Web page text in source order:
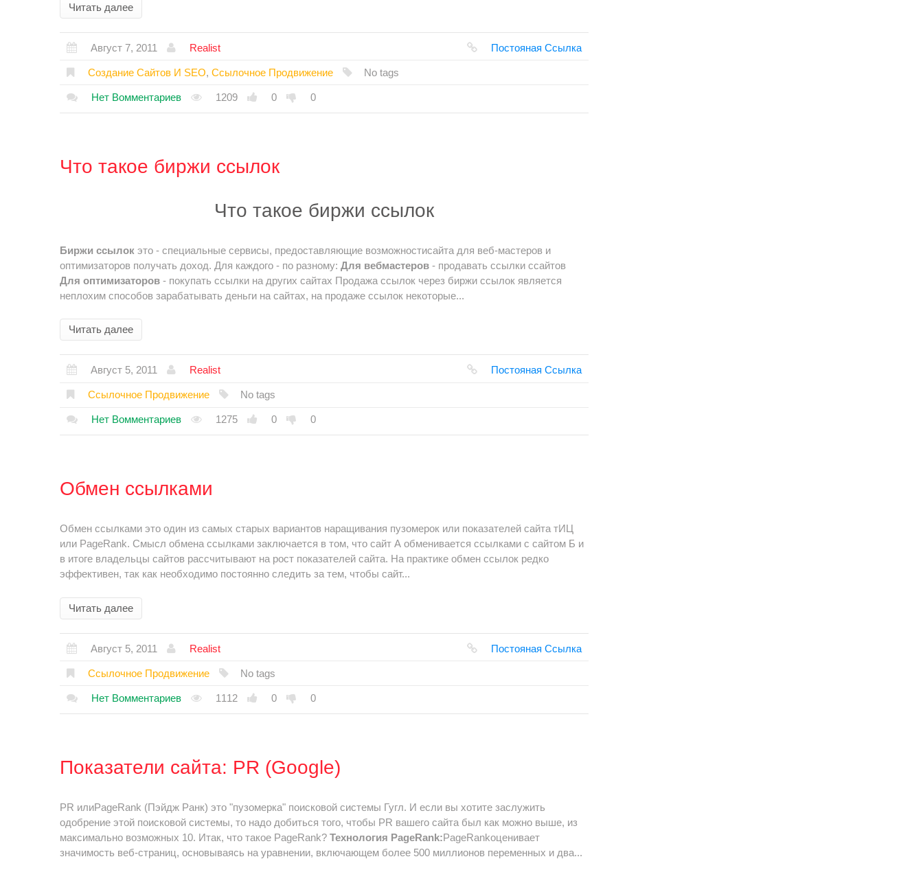
Читать далее
Август 7, 2011 Realist Постояная Ссылка
Создание Сайтов И SEO, Ссылочное Продвижение No tags
Нет Вомментариев 1209 0 0
Что такое биржи ссылок
Что такое биржи ссылок
Биржи ссылок это - специальные сервисы, предоставляющие возможностисайта для веб-мастеров и
оптимизаторов получать доход. Для каждого - по разному: Для вебмастеров - продавать ссылки ссайтов
Для оптимизаторов - покупать ссылки на других сайтах Продажа ссылок через биржи ссылок является
неплохим способов зарабатывать деньги на сайтах, на продаже ссылок некоторые...
Читать далее
Август 5, 2011 Realist Постояная Ссылка
Ссылочное Продвижение No tags
Нет Вомментариев 1275 0 0
Обмен ссылками
Обмен ссылками это один из самых старых вариантов наращивания пузомерок или показателей сайта тИЦ
или PageRank. Смысл обмена ссылками заключается в том, что сайт А обменивается ссылками с сайтом Б и
в итоге владельцы сайтов рассчитывают на рост показателей сайта. На практике обмен ссылок редко
эффективен, так как необходимо постоянно следить за тем, чтобы сайт...
Читать далее
Август 5, 2011 Realist Постояная Ссылка
Ссылочное Продвижение No tags
Нет Вомментариев 1112 0 0
Показатели сайта: PR (Google)
PR илиPageRank (Пэйдж Ранк) это "пузомерка" поисковой системы Гугл. И если вы хотите заслужить
одобрение этой поисковой системы, то надо добиться того, чтобы PR вашего сайта был как можно выше, из
максимально возможных 10. Итак, что такое PageRank? Технология PageRank:PageRankоценивает
значимость веб-страниц, основываясь на уравнении, включающем более 500 миллионов переменных и два...